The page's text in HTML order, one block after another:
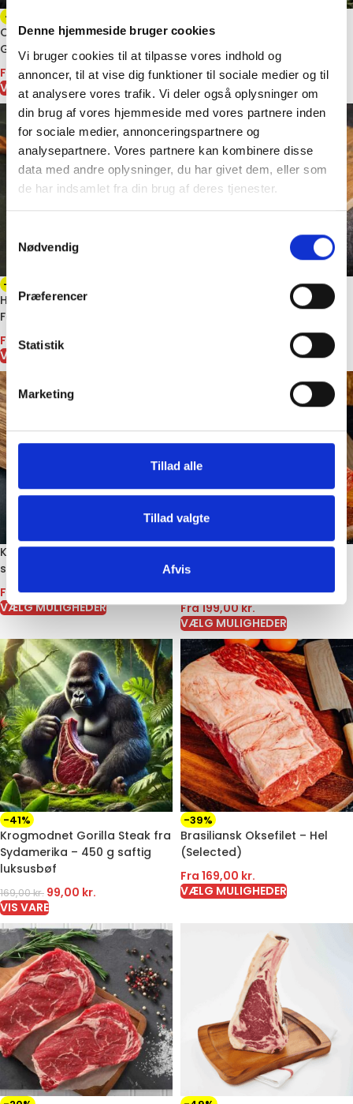
Denne hjemmeside bruger cookies
Vi bruger cookies til at tilpasse vores indhold og
annoncer, til at vise dig funktioner til sociale medier og til
at analysere vores trafik. Vi deler også oplysninger om
din brug af vores hjemmeside med vores partnere inden
for sociale medier, annonceringspartnere og
analysepartnere. Vores partnere kan kombinere disse
data med andre oplysninger, du har givet dem, eller som
de har indsamlet fra din brug af deres tjenester.
Nødvendig
Præferencer
Statistik
Marketing
Tillad alle
Tillad valgte
Afvis
-7%
Chuck & Brisket Burger –
Gourmet Bøf
Fra55,00kr.
VÆLG MULIGHEDER
Hakket Oksekød 3-7 % –
Fersk og Vakuumpakket
Fra79,00kr.
VÆLG MULIGHEDER
-14%
Hakket Oksekød (18-22%)
Fersk og Vakuumpakket
Fra59,00kr.
VÆLG MULIGHEDER
Kornfodret/majsfodret ribeye
steaks – Uruguay
Fra125,00kr.
VÆLG MULIGHEDER
-20%
Hel Græsfodret Striploin –
Fra199,00kr.
VÆLG MULIGHEDER
-41%
Krogmodnet Gorilla Steak fra
Sydamerika – 450 g saftig
luksusbøf
169,00kr. 99,00 kr.
VIS VARE
-39%
Brasiliansk Oksefilet – Hel
(Selected)
Fra 169,00 kr.
VÆLG MULIGHEDER